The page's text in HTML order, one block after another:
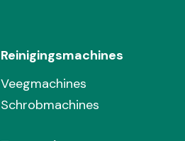
Reinigingsmachines
Veegmachines
Schrobmachines